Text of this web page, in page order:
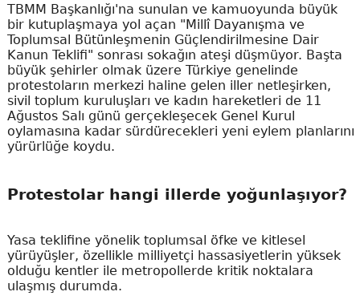
TBMM Başkanlığı'na sunulan ve kamuoyunda büyük
bir kutuplaşmaya yol açan "Millî Dayanışma ve
Toplumsal Bütünleşmenin Güçlendirilmesine Dair
Kanun Teklifi" sonrası sokağın ateşi düşmüyor. Başta
büyük şehirler olmak üzere Türkiye genelinde
protestoların merkezi haline gelen iller netleşirken,
sivil toplum kuruluşları ve kadın hareketleri de 11
Ağustos Salı günü gerçekleşecek Genel Kurul
oylamasına kadar sürdürecekleri yeni eylem planlarını
yürürlüğe koydu.
Protestolar hangi illerde yoğunlaşıyor?
Yasa teklifine yönelik toplumsal öfke ve kitlesel
yürüyüşler, özellikle milliyetçi hassasiyetlerin yüksek
olduğu kentler ile metropollerde kritik noktalara
ulaşmış durumda.